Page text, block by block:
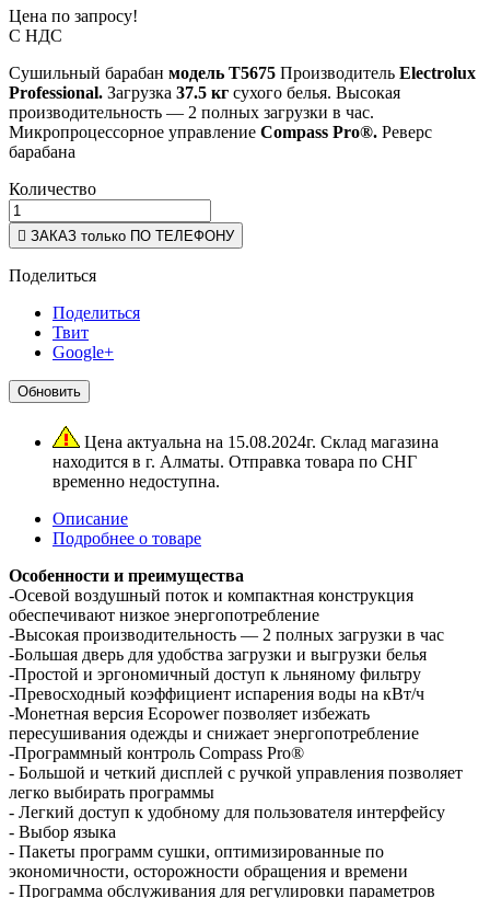
Цена по запросу!
С НДС
Сушильный барабан модель T5675 Производитель Electrolux
Professional. Загрузка 37.5 кг сухого белья. Высокая
производительность — 2 полных загрузки в час.
Микропроцессорное управление Compass Pro®. Реверс
барабана
Количество
 ЗАКАЗ только ПО ТЕЛЕФОНУ
Поделиться
Поделиться
Твит
Google+
Цена актуальна на 15.08.2024г. Склад магазина
находится в г. Алматы. Отправка товара по СНГ
временно недоступна.
Описание
Подробнее о товаре
Особенности и преимущества
-Осевой воздушный поток и компактная конструкция
обеспечивают низкое энергопотребление
-Высокая производительность — 2 полных загрузки в час
-Большая дверь для удобства загрузки и выгрузки белья
-Простой и эргономичный доступ к льняному фильтру
-Превосходный коэффициент испарения воды на кВт/ч
-Монетная версия Ecopower позволяет избежать
пересушивания одежды и снижает энергопотребление
-Программный контроль Compass Pro®
- Большой и четкий дисплей с ручкой управления позволяет
легко выбирать программы
- Легкий доступ к удобному для пользователя интерфейсу
- Выбор языка
- Пакеты программ сушки, оптимизированные по
экономичности, осторожности обращения и времени
- Программа обслуживания для регулировки параметров